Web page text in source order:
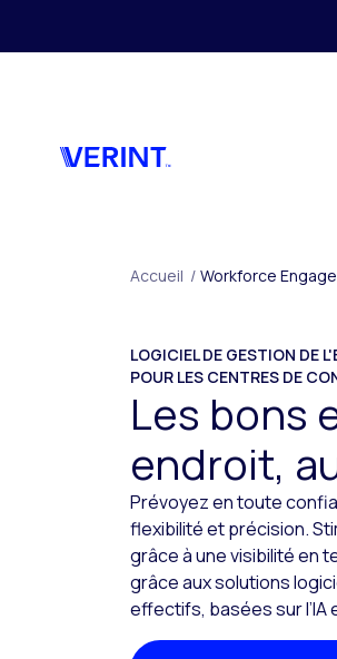
Accueil / Workforce
LOGICIEL DE GESTION DE
POUR LES CENTRES DE
Les bons
endroit,
Prévoyez en toute
flexibilité et précision.
grâce à une visibilité en
grâce aux solutions
effectifs, basées sur l’IA